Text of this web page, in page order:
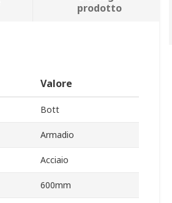
prodotto
Valore
Bott
Armadio
Acciaio
600mm